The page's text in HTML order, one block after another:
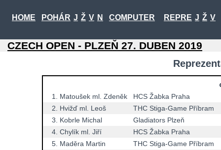
HOME POHÁR J Ž V N COMPUTER REPRE J Ž V
CZECH OPEN - PLZEŇ 27. DUBEN 2019
1. Matoušek ml. Zdeněk
HCS Žabka Praha
2.
Hvižď ml. Leoš
THC Stiga-Game Příbram
3.
Kobrle Michal
Gladiators Plzeň
4. Chylík ml. Jiří
HCS Žabka Praha
5. Maděra Martin
THC Stiga-Game Příbram